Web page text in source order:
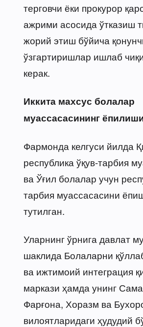
терговчи ёки прокурор
ажрими асосида ўтказиш
жорий этиш бўйича
ўзгартиришлар ишлаб
керак.
Иккита махсус болалар
муассасасининг
Фармонда келгуси йилда
республика ўқув-тарбия
ва Ўғил болалар учун
тарбия муассасасини
тутилган.
Уларнинг ўрнига давлат
шаклида Болаларни
ва ижтимоий интеграция
маркази ҳамда унинг
Фарғона, Хоразм ва
вилоятларидаги ҳудудий